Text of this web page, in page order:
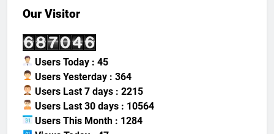
Our Visitor
Users Today : 45
Users Yesterday : 364
Users Last 7 days : 2215
Users Last 30 days : 10564
Users This Month : 1284